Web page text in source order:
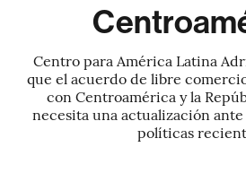
Centro para América Latina
que el acuerdo de libre
con Centroamérica y la
necesita una actualización ante
políticas